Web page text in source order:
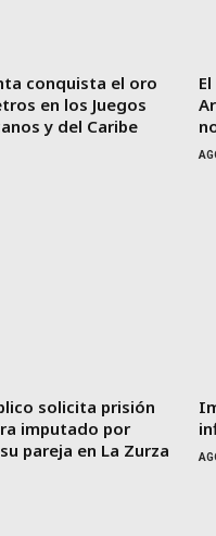
conquista el oro
en los Juegos
y del Caribe
solicita prisión
imputado por
pareja en La Zurza